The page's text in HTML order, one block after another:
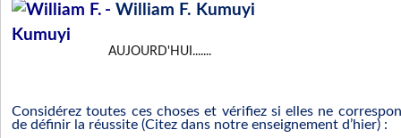
- William F. Kumuyi
AUJOURD'HUI.......
Considérez toutes ces choses et vérifiez si elles ne
de définir la réussite (Citez dans notre enseignement d’hier) :